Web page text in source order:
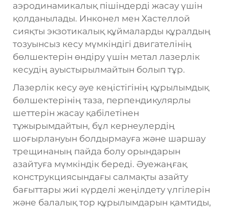
аэродинамикалық пішіндерді жасау үшін
қолданылады. Инконел мен Хастеллой
сияқты экзотикалық құймаларды құралдың
тозуынсыз кесу мүмкіндігі двигателінің
бөлшектерін өндіру үшін метал лазерлік
кесудің ауыстырылмайтын болып тұр.
Лазерлік кесу әуе кеңістігінің құрылымдық
бөлшектерінің таза, перпендикулярлы
шеттерін жасау қабілетінен
тұжырымдайтын, бұл кернеулердің
шоғырлануын болдырмауға және шаршау
трещинаның пайда болу орындарын
азайтуға мүмкіндік береді. Әуежаңғақ
конструкциясындағы салмақты азайту
бағыттары жиі күрделі жеңілдету үлгілерін
және балалық тор құрылымдарын қамтиды,